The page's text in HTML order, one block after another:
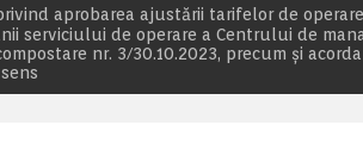
privind aprobarea ajustării tarifelor de
serviciului de operare a Centrului de
nr. 3/30.10.2023, precum și